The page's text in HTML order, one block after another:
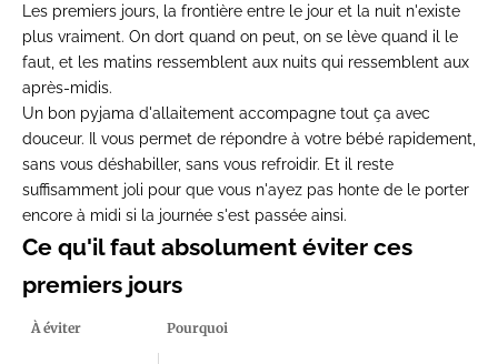
Les premiers jours, la frontière entre le jour et la nuit n'existe
plus vraiment. On dort quand on peut, on se lève quand il le
faut, et les matins ressemblent aux nuits qui ressemblent aux
après-midis.
Un bon pyjama d'allaitement accompagne tout ça avec
douceur. Il vous permet de répondre à votre bébé rapidement,
sans vous déshabiller, sans vous refroidir. Et il reste
suffisamment joli pour que vous n'ayez pas honte de le porter
encore à midi si la journée s'est passée ainsi.
Ce qu'il faut absolument éviter ces
premiers jours
À éviter Pourquoi